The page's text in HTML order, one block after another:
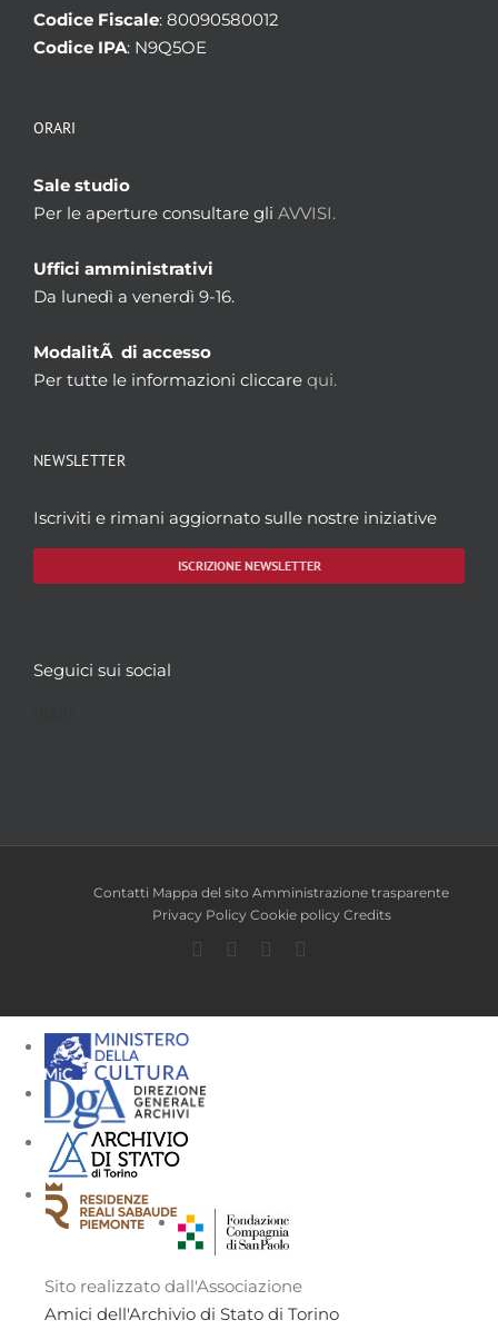
Codice Fiscale: 80090580012
Codice IPA: N9Q5OE
ORARI
Sale studio
Per le aperture consultare gli AVVISI.
Uffici amministrativi
Da lunedì a venerdì 9-16.
ModalitÃ di accesso
Per tutte le informazioni cliccare qui.
NEWSLETTER
Iscriviti e rimani aggiornato sulle nostre iniziative
ISCRIZIONE NEWSLETTER
Seguici sui social
Contatti Mappa del sito Amministrazione trasparente
Privacy Policy Cookie policy Credits
Facebook
TwitterYouTube
Sito realizzato dall'Associazione
Amici dell'Archivio di Stato di Torino